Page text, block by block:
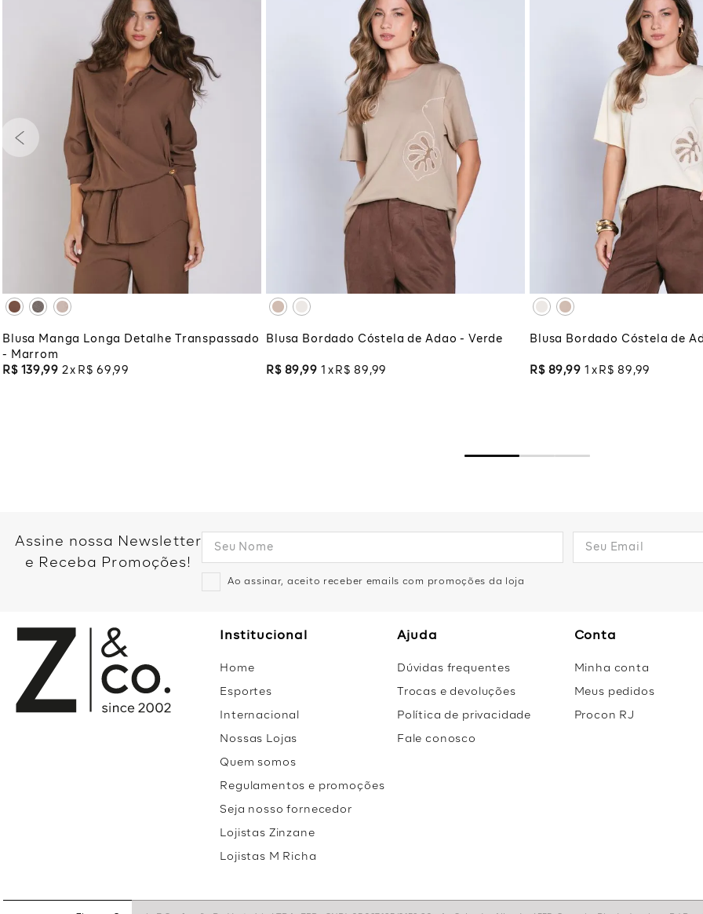
M
XGG
ADICIONAR À SACOLA
Blusa Manga Longa Detalhe Transpassado
- Marrom
R$ 139,99 2 R$ 69 ,99
G
M
XGG
ADICIONAR À SACOLA
Blusa Bordado Cóstela de Adao - Verde
R$ 89,99 1 R$ 89 ,99
P
XGG
ADICIONAR À
Blusa Bordado Cóstela de
R$ 89,99 1 R$ 89 ,99
Assine nossa Newsletter
e Receba Promoções!
Ao assinar, aceito receber emails com promoções da loja
Institucional
Home
Esportes
Internacional
Nossas Lojas
Quem somos
Regulamentos e promoções
Seja nosso fornecedor
Lojistas Zinzane
Lojistas M Richa
Ajuda
Dúvidas frequentes
Trocas e devoluções
Política de privacidade
Fale conosco
Conta
Minha conta
Meus pedidos
Procon RJ